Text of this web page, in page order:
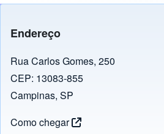
Endereço
Rua Carlos Gomes, 250
CEP: 13083-855
Campinas, SP
Como chegar